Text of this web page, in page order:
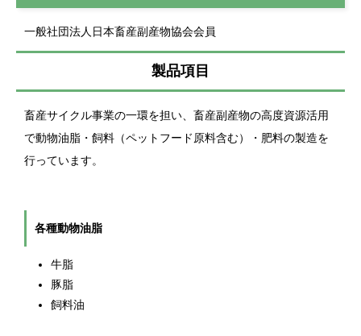
一般社団法人日本畜産副産物協会会員
製品項目
畜産サイクル事業の一環を担い、畜産副産物の高度資源活用
で動物油脂・飼料（ペットフード原料含む）・肥料の製造を
行っています。
各種動物油脂
牛脂
豚脂
飼料油